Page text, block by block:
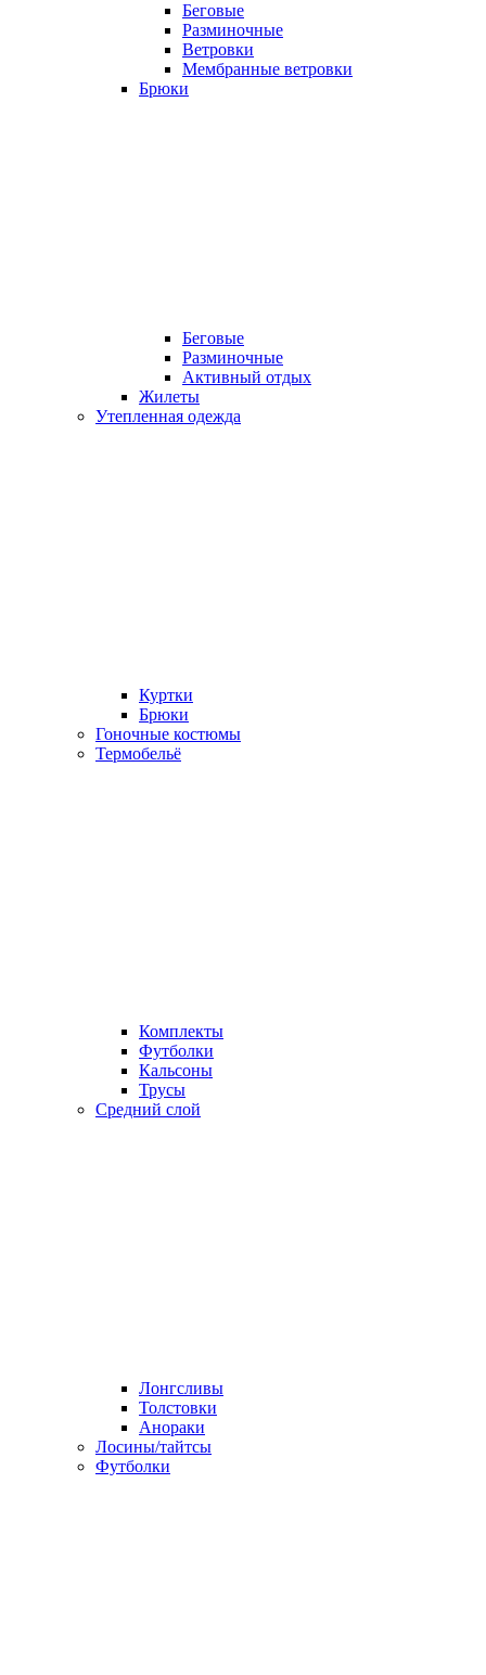
Беговые
Разминочные
Ветровки
Мембранные ветровки
Брюки
Беговые
Разминочные
Активный отдых
Жилеты
Утепленная одежда
Куртки
Брюки
Гоночные костюмы
Термобельё
Комплекты
Футболки
Кальсоны
Трусы
Средний слой
Лонгсливы
Толстовки
Анораки
Лосины/тайтсы
Футболки